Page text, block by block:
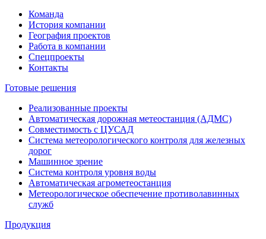
Команда
История компании
География проектов
Работа в компании
Спецпроекты
Контакты
Готовые решения
Реализованные проекты
Автоматическая дорожная метеостанция (АДМС)
Совместимость с ЦУСАД
Система метеорологического контроля для железных
дорог
Машинное зрение
Система контроля уровня воды
Автоматическая агрометеостанция
Метеорологическое обеспечение противолавинных
служб
Продукция